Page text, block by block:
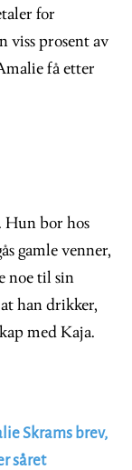
for
viss prosent av
få etter
Hun bor hos
gamle venner,
noe til sin
han drikker,
med Kaja.
Skrams brev,
såret